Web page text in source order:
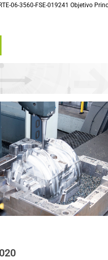
06-3560-FSE-019241 Objetivo